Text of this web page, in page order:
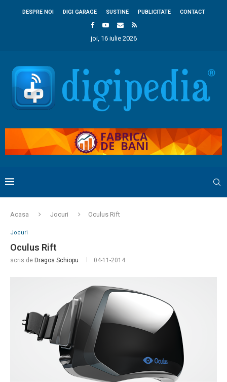
DESPRE NOI DIGI GARAGE SUSTINE PUBLICITATE CONTACT
joi, 16 iulie 2026
Acasa Jocuri Oculus Rift
Jocuri
Oculus Rift
scris de Dragos Schiopu 04-11-2014